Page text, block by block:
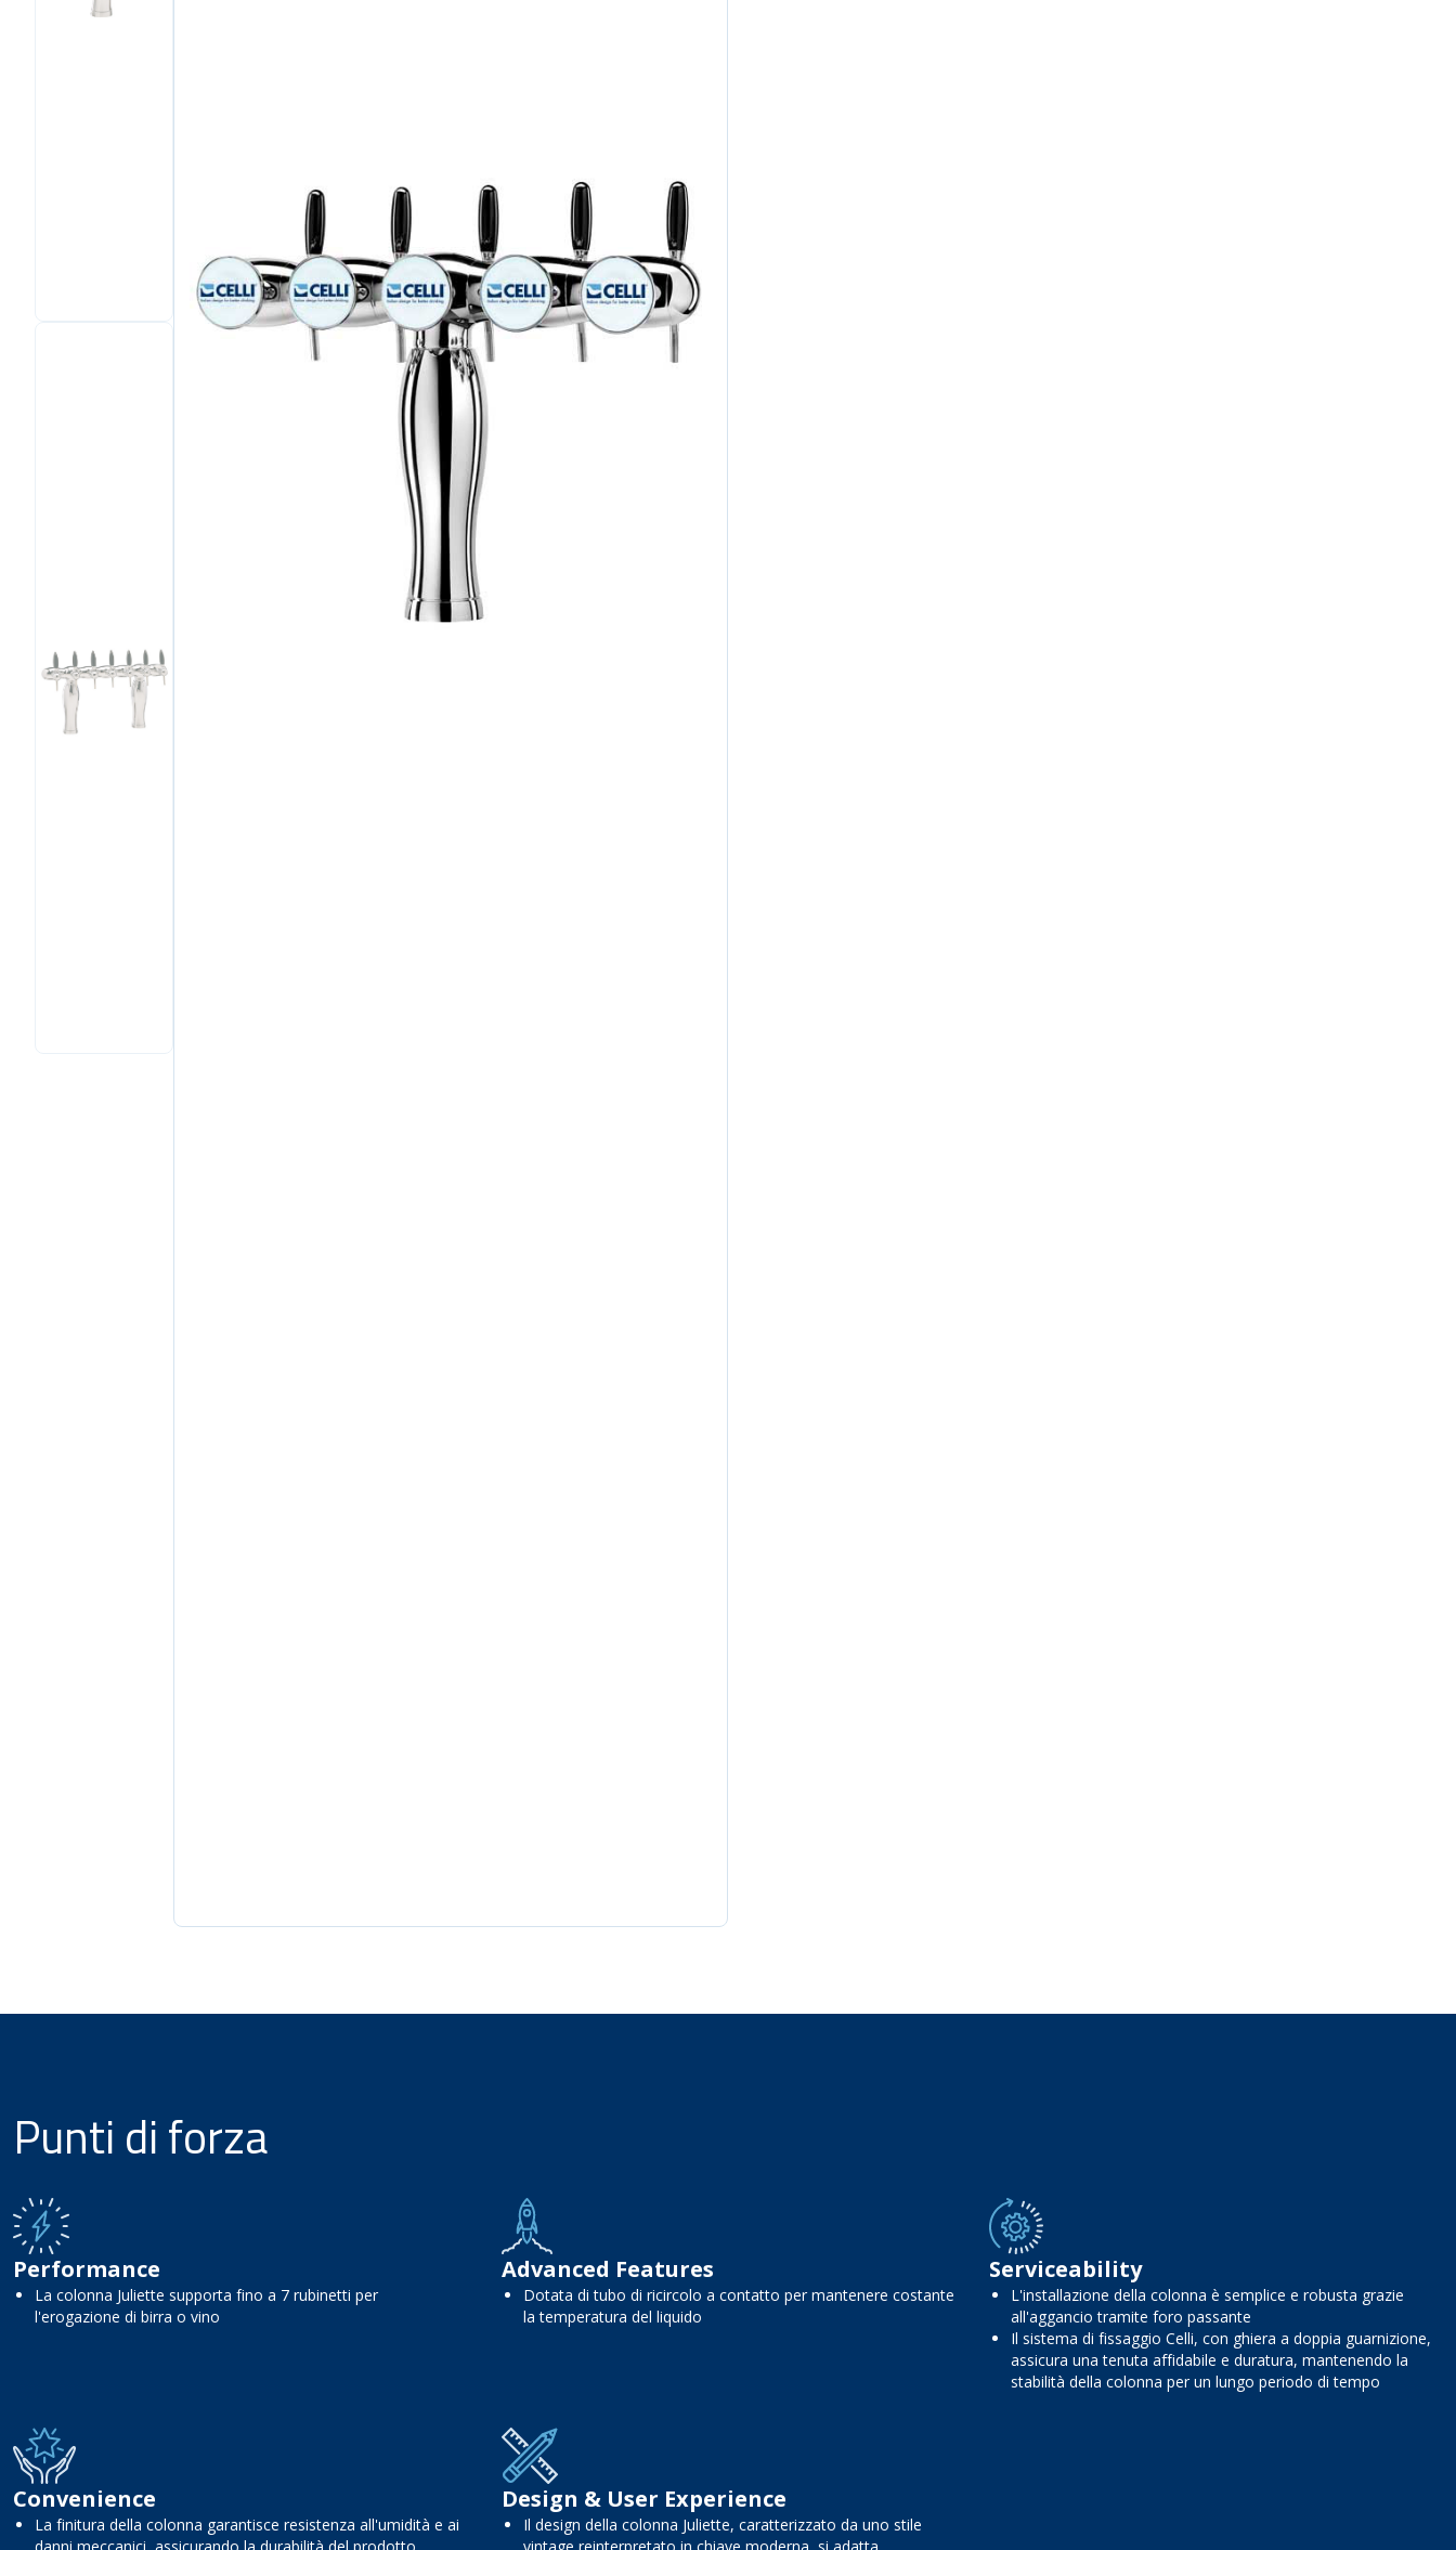
Punti di forza
Performance
La colonna Juliette supporta fino a 7 rubinetti per
l'erogazione di birra o vino
Advanced Features
Dotata di tubo di ricircolo a contatto per mantenere costante
la temperatura del liquido
Serviceability
L'installazione della colonna è semplice e robusta grazie
all'aggancio tramite foro passante
Il sistema di fissaggio Celli, con ghiera a doppia guarnizione,
assicura una tenuta affidabile e duratura, mantenendo la
stabilità della colonna per un lungo periodo di tempo
Convenience
La finitura della colonna garantisce resistenza all'umidità e ai
Design & User Experience
Il design della colonna Juliette, caratterizzato da uno stile